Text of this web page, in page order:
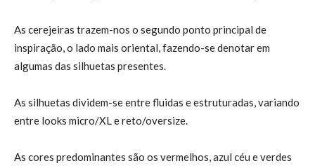
As cerejeiras trazem-nos o segundo ponto principal de
inspiração, o lado mais oriental, fazendo-se denotar em
algumas das silhuetas presentes.
As silhuetas dividem-se entre fluidas e estruturadas, variando
entre looks micro/XL e reto/oversize.
As cores predominantes são os vermelhos, azul céu e verdes